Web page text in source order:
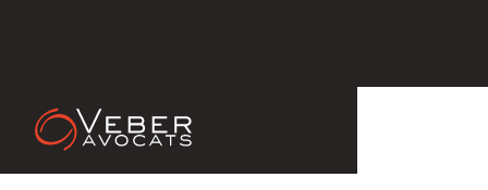
FISCALITE : REPORT EN AVANT